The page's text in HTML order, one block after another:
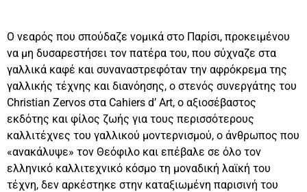
Ο νεαρός που σπούδαζε νομικά στο Παρίσι, προκειμένου
να μη δυσαρεστήσει τον πατέρα του, που σύχναζε στα
γαλλικά καφέ και συναναστρεφόταν την αφρόκρεμα της
γαλλικής τέχνης και διανόησης, ο στενός συνεργάτης του
Christian Zervos στα Cahiers d’ Art, ο αξιοσέβαστος
εκδότης και φίλος ζωής για τους περισσότερους
καλλιτέχνες του γαλλικού μοντερνισμού, ο άνθρωπος που
«ανακάλυψε» τον Θεόφιλο και επέβαλε σε όλο τον
ελληνικό καλλιτεχνικό κόσμο τη μοναδική λαϊκή του
τέχνη, δεν αρκέστηκε στην καταξιωμένη παρισινή του